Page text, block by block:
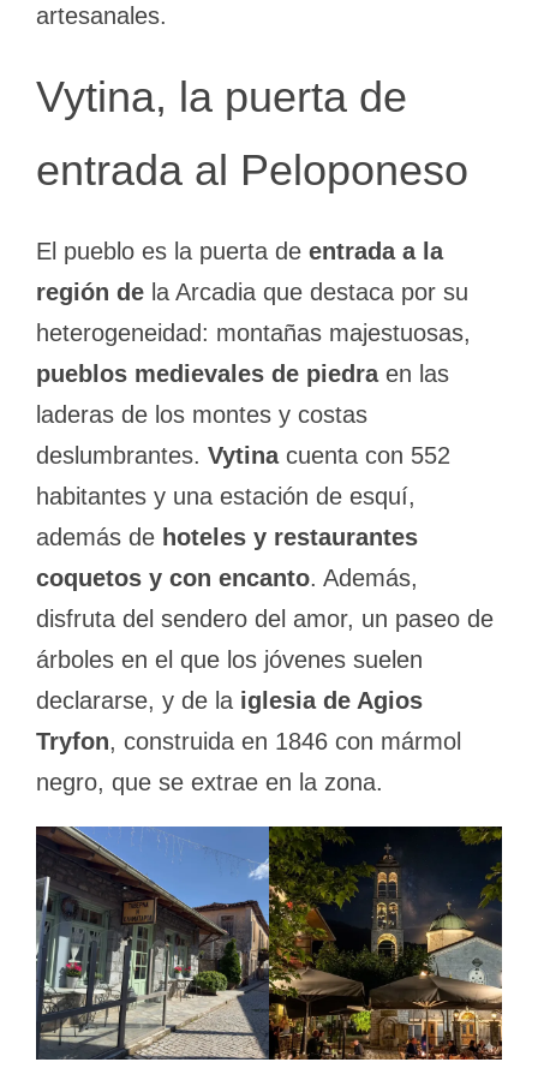
artesanales.
Vytina, la puerta de
entrada al Peloponeso
El pueblo es la puerta de entrada a la
región de la Arcadia que destaca por su
heterogeneidad: montañas majestuosas,
pueblos medievales de piedraen las
laderas de los montes y costas
deslumbrantes. Vytinacuenta con 552
habitantes y una estación de esquí,
además de hoteles y restaurantes
coquetos y con encanto. Además,
disfruta del sendero del amor, un paseo de
árboles en el que los jóvenes suelen
declararse, y de la iglesia de Agios
Tryfon, construida en 1846 con mármol
negro, que se extrae en la zona.